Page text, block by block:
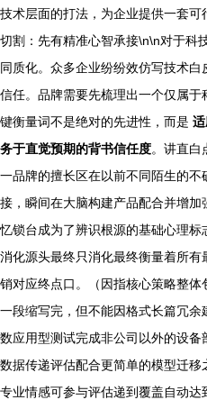
技术层面的打法，为企业提供一套
切割：先有精准心智承接\n\n对于科
同质化。众多企业纷纷效仿写技术
信任。品牌需要先梳理出一个仅属
键衡量词不是绝对的先进性，而是
务于直觉预期的背书信任度。讲直白
一品牌的擅长区在以前不同陌生的
接，瞬间在大脑构建产品配合并增
忆锁台成为了辨识根源的基础心理
消化源头最终只消化最终衡量着所
销对应终点口。（因指核心策略整
一段缩写完，但不能因格式长篇冗余
数应用型测试完成非公司以外的设备
数据传递评估配合更简单的模型迁
专业情感可参与评估递到覆盖自动